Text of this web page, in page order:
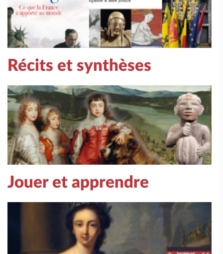
Récits et synthèses
Jouer et apprendre